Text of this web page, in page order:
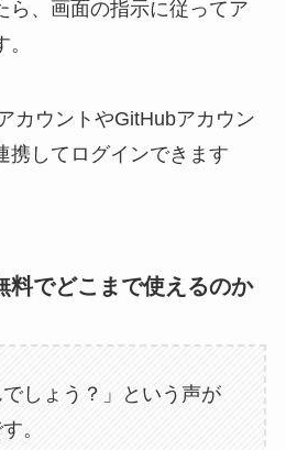
ら、画面の指示に従ってア
カウントやGitHubアカウン
携してログインできます
料でどこまで使えるのか
でしょう？」という声が
。